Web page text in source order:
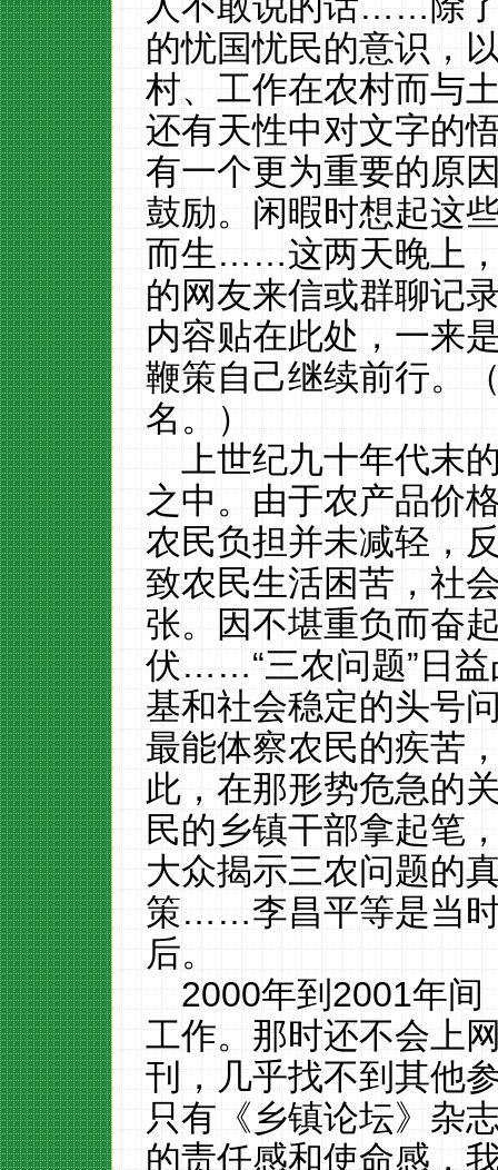
的忧国忧民的意识，
村、工作在农村而与
还有天性中对文字的
有一个更为重要的原
鼓励。闲暇时想起这
而生……这两天晚上
的网友来信或群聊记
内容贴在此处，一来
鞭策自己继续前行。
名。）
上世纪九十年代末
之中。由于农产品价
农民负担并未减轻，
致农民生活困苦，社
张。因不堪重负而奋
伏……“三农问题”日益
基和社会稳定的头号
最能体察农民的疾苦
此，在那形势危急的
民的乡镇干部拿起笔
大众揭示三农问题的
策……李昌平等是当
后。
2000年到2001年间
工作。那时还不会上
刊，几乎找不到其他
只有《乡镇论坛》杂
的责任感和使命感，